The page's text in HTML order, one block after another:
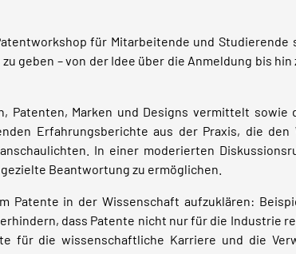
für Mitarbeitende und
geben – von der Idee über die Anmeldung bis
Patenten, Marken und Designs vermittelt
Erfahrungsberichte aus der Praxis, die
In einer moderierten
Beantwortung zu ermöglichen.
Patente in der Wissenschaft aufzuklären:
dass Patente nicht nur für die Industrie
für die wissenschaftliche Karriere und die